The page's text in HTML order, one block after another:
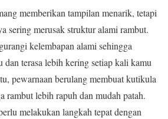
memberikan tampilan menarik, tetapi
sering merusak struktur alami rambut.
kelembapan alami sehingga
terasa lebih kering setiap kali kamu
pewarnaan berulang membuat kutikula
rambut lebih rapuh dan mudah patah.
melakukan langkah tepat dengan